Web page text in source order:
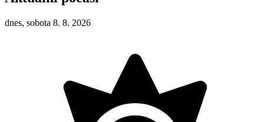
dnes, sobota 8. 8. 2026